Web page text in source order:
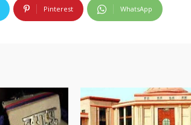
Pinterest WhatsApp